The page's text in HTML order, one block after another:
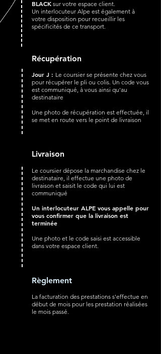
BLACK sur votre espace client.
Un interlocuteur Alpe est également à
votre disposition pour recueillir les
spécificités de ce transport.
Récupération
Jour J : Le coursier se présente chez vous
pour récupérer le pli ou colis. Un code vous
est communiqué, à vous ainsi qu'au
destinataire
Une photo de récupération est effectuée, il
se met en route vers le point de livraison
Livraison
Le coursier dépose la marchandise chez le
destinataire, il effectue une photo de
livraison et saisit le code qui lui est
communiqué
Un interlocuteur ALPE vous appelle pour
vous confirmer que la livraison est
terminée
Une photo et le code saisi est accessible
dans votre espace client.
Règlement
La facturation des prestations s'effectue en
début de mois pour les prestation réalisées
le mois passé.